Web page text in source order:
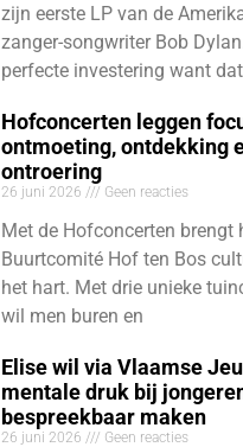
zijn eerste LP van de
zanger-songwriter Bob
perfecte investering want
Hofconcerten leggen
ontmoeting, ontdekking
ontroering
26 juni 2026 Geen reacties
Met de Hofconcerten brengt
Buurtcomité Hof ten Bos
het hart. Met drie unieke
wil men buren en
Elise wil via Vlaamse
mentale druk bij
bespreekbaar maken
26 juni 2026 Geen reacties